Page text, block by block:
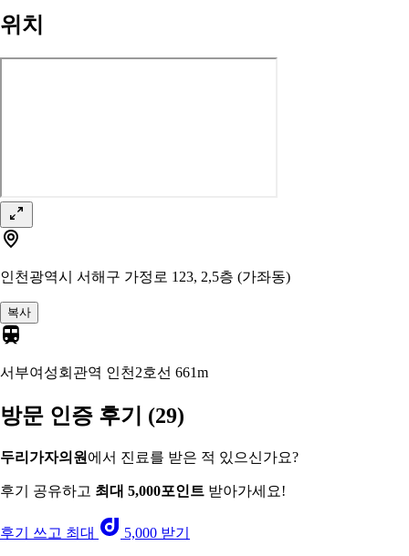
위치
인천광역시 서해구 가정로 123, 2,5층 (가좌동)
복사
서부여성회관역 인천2호선 661m
방문 인증 후기 (29)
두리가자의원 에서 진료를 받은 적 있으신가요?
후기 공유하고 최대 5,000포인트 받아가세요!
후기 쓰고 최대 5,000 받기